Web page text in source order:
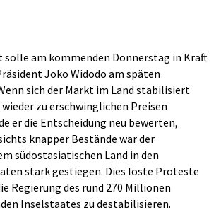
solle am kommenden Donnerstag in Kraft
Joko Widodo am späten
sich der Markt im Land stabilisiert
wieder zu erschwinglichen Preisen
er die Entscheidung neu bewerten,
knapper Bestände war der
südostasiatischen Land in den
stark gestiegen. Dies löste Proteste
Regierung des rund 270 Millionen
Inselstaates zu destabilisieren.